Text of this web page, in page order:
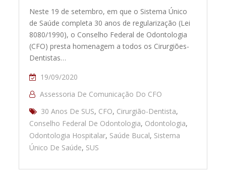
Neste 19 de setembro, em que o Sistema Único
de Saúde completa 30 anos de regularização (Lei
8080/1990), o Conselho Federal de Odontologia
(CFO) presta homenagem a todos os Cirurgiões-
Dentistas…
19/09/2020
Assessoria De Comunicação Do CFO
30 Anos De SUS, CFO, Cirurgião-Dentista,
Conselho Federal De Odontologia, Odontologia,
Odontologia Hospitalar, Saúde Bucal, Sistema
Único De Saúde, SUS